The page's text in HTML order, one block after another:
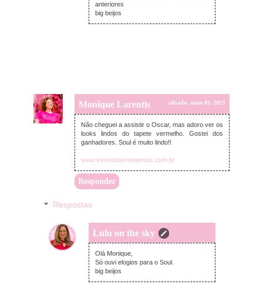
anteriores
big beijos
Monique Larentis sábado, maio 01, 2021
Não cheguei a assistir o Oscar, mas adoro ver os
looks lindos do tapete vermelho. Gostei dos
ganhadores. Soul é muito lindo!!
www.vivendosentimentos.com.br
Responder
Respostas
Lulu on the sky
terça-feira, maio 04, 2021
Olá Monique,
Só ouvi elogios para o Soul.
big beijos